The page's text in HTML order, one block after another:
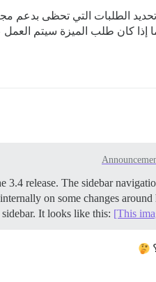
الطلبات التي تحظى بدعم
إذا كان طلب الميزة سيتم العمل
release. The sidebar
on some changes
It looks like this: [This